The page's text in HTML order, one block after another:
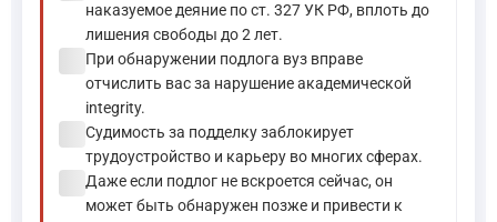
наказуемое деяние по ст. 327 УК РФ, вплоть до
лишения свободы до 2 лет.
При обнаружении подлога вуз вправе
отчислить вас за нарушение академической
integrity.
Судимость за подделку заблокирует
трудоустройство и карьеру во многих сферах.
Даже если подлог не вскроется сейчас, он
может быть обнаружен позже и привести к